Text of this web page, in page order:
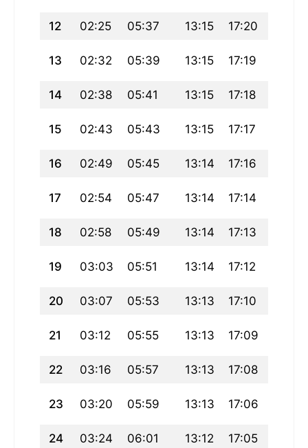
12 02:25 05:37 13:15 17:20
13 02:32 05:39 13:15 17:19
14 02:38 05:41 13:15 17:18
15 02:43 05:43 13:15 17:17
16 02:49 05:45 13:14 17:16
17 02:54 05:47 13:14 17:14
18 02:58 05:49 13:14 17:13
19 03:03 05:51 13:14 17:12
20 03:07 05:53 13:13 17:10
21 03:12 05:55 13:13 17:09
22 03:16 05:57 13:13 17:08
23 03:20 05:59 13:13 17:06
24 03:24 06:01 13:12 17:05